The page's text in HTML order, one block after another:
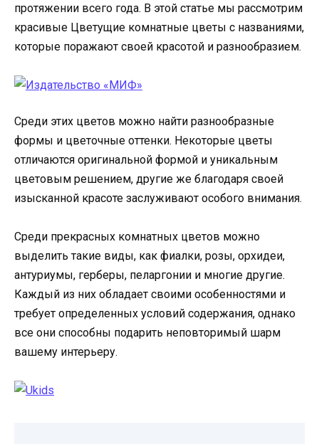
протяжении всего года. В этой статье мы рассмотрим
красивые Цветущие комнатные цветы с названиями,
которые поражают своей красотой и разнообразием.
Среди этих цветов можно найти разнообразные
формы и цветочные оттенки. Некоторые цветы
отличаются оригинальной формой и уникальным
цветовым решением, другие же благодаря своей
изысканной красоте заслуживают особого внимания.
Среди прекрасных комнатных цветов можно
выделить такие виды, как фиалки, розы, орхидеи,
антуриумы, герберы, пеларгонии и многие другие.
Каждый из них обладает своими особенностями и
требует определенных условий содержания, однако
все они способны подарить неповторимый шарм
вашему интерьеру.